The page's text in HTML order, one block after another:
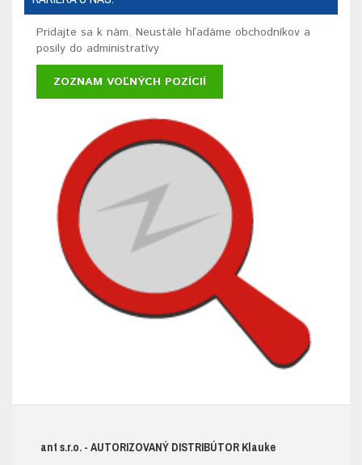
Pridajte sa k nám. Neustále hľadáme obchodníkov a
posily do administratívy
ZOZNAM VOĽNÝCH POZÍCIÍ
ant s.r.o. - AUTORIZOVANÝ DISTRIBÚTOR Klauke